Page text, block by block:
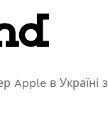
Apple в Україні з